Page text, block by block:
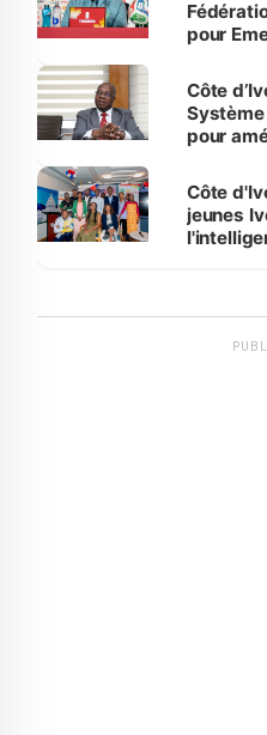
pour
Côte
pour
Côte
jeunes